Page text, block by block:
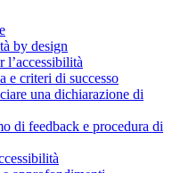
by design
l’accessibilità
e criteri di successo
una dichiarazione di
di feedback e procedura di